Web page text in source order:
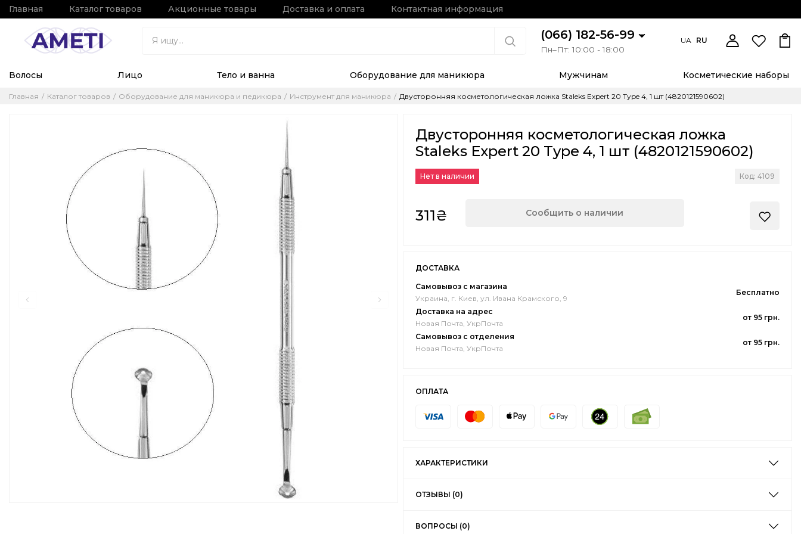
Главная Каталог товаров Акционные товары Доставка и оплата Контактная информация
(066) 182-56-99
Пн–Пт: 10:00 - 18:00
UA RU
Волосы Лицо Тело и ванна Оборудование для маникюра Мужчинам Косметические наборы
Главная Каталог товаров Оборудование для маникюра и педикюра Инструмент для маникюра Двусторонняя косметологическая ложка Staleks Expert 20 Type 4, 1 шт (4820121590602)
Двусторонняя косметологическая ложка
Staleks Expert 20 Type 4, 1 шт (4820121590602)
Нет в наличии Код: 4109
311₴ Сообщить о наличии
ДОСТАВКА
Самовывоз с магазина
Украина, г. Киев, ул. Ивана Крамского, 9
Бесплатно
Доставка на адрес
Новая Почта, УкрПочта
от 95 грн.
Самовывоз с отделения
Новая Почта, УкрПочта
от 95 грн.
ОПЛАТА
ХАРАКТЕРИСТИКИ
ОТЗЫВЫ (0)
ВОПРОСЫ (0)